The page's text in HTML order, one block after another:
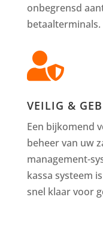
onbegrensd
betaalterminals.

VEILIG &
Een bijkomend
beheer van uw
management-
kassa systeem
snel klaar voor